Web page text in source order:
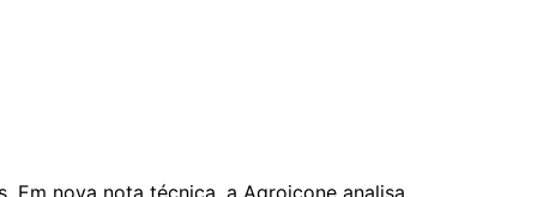
Em nova nota técnica, a Agroicone analisa